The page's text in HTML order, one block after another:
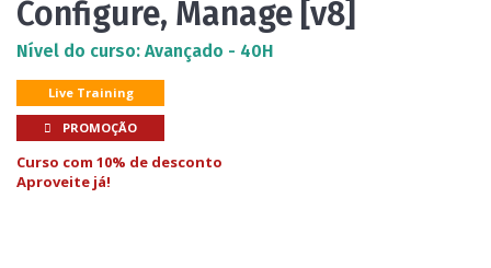
Configure, Manage [v8]
Nível do curso: Avançado - 40H
Live Training
PROMOÇÃO
Curso com 10% de desconto
Aproveite já!